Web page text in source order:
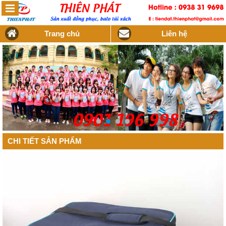
Trang chủ Liên hệ
CHI TIẾT SẢN PHẨM